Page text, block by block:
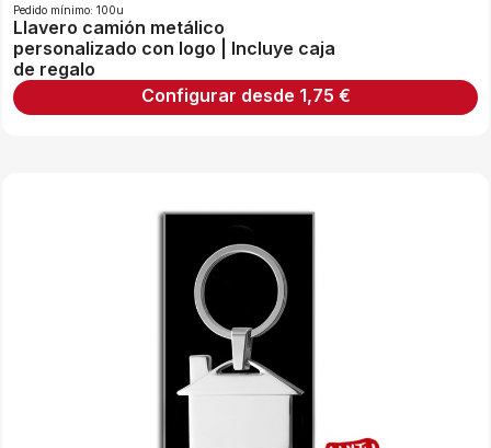
Pedido mínimo: 100u
Llavero camión metálico
personalizado con logo | Incluye caja
de regalo
Configurar desde 1,75 €